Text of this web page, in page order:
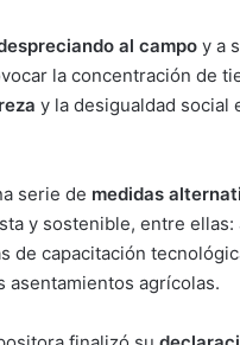
al campo y a
la concentración de
y la desigualdad social
serie de medidas
y sostenible, entre
de capacitación
asentamientos agrícolas.